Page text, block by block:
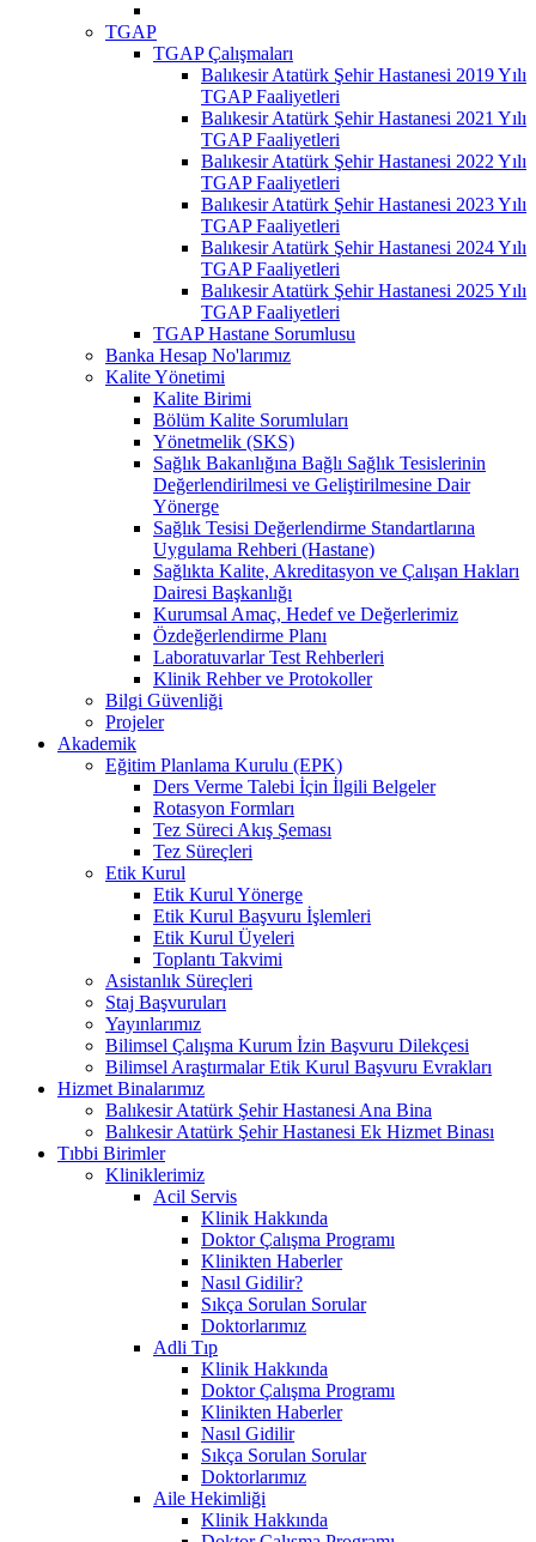
TGAP
TGAP Çalışmaları
Balıkesir Atatürk Şehir Hastanesi 2019 Yılı
TGAP Faaliyetleri
Balıkesir Atatürk Şehir Hastanesi 2021 Yılı
TGAP Faaliyetleri
Balıkesir Atatürk Şehir Hastanesi 2022 Yılı
TGAP Faaliyetleri
Balıkesir Atatürk Şehir Hastanesi 2023 Yılı
TGAP Faaliyetleri
Balıkesir Atatürk Şehir Hastanesi 2024 Yılı
TGAP Faaliyetleri
Balıkesir Atatürk Şehir Hastanesi 2025 Yılı
TGAP Faaliyetleri
TGAP Hastane Sorumlusu
Banka Hesap No'larımız
Kalite Yönetimi
Kalite Birimi
Bölüm Kalite Sorumluları
Yönetmelik (SKS)
Sağlık Bakanlığına Bağlı Sağlık Tesislerinin
Değerlendirilmesi ve Geliştirilmesine Dair
Yönerge
Sağlık Tesisi Değerlendirme Standartlarına
Uygulama Rehberi (Hastane)
Sağlıkta Kalite, Akreditasyon ve Çalışan Hakları
Dairesi Başkanlığı
Kurumsal Amaç, Hedef ve Değerlerimiz
Özdeğerlendirme Planı
Laboratuvarlar Test Rehberleri
Klinik Rehber ve Protokoller
Bilgi Güvenliği
Projeler
Akademik
Eğitim Planlama Kurulu (EPK)
Ders Verme Talebi İçin İlgili Belgeler
Rotasyon Formları
Tez Süreci Akış Şeması
Tez Süreçleri
Etik Kurul
Etik Kurul Yönerge
Etik Kurul Başvuru İşlemleri
Etik Kurul Üyeleri
Toplantı Takvimi
Asistanlık Süreçleri
Staj Başvuruları
Yayınlarımız
Bilimsel Çalışma Kurum İzin Başvuru Dilekçesi
Bilimsel Araştırmalar Etik Kurul Başvuru Evrakları
Hizmet Binalarımız
Balıkesir Atatürk Şehir Hastanesi Ana Bina
Balıkesir Atatürk Şehir Hastanesi Ek Hizmet Binası
Tıbbi Birimler
Kliniklerimiz
Acil Servis
Klinik Hakkında
Doktor Çalışma Programı
Klinikten Haberler
Nasıl Gidilir?
Sıkça Sorulan Sorular
Doktorlarımız
Adli Tıp
Klinik Hakkında
Doktor Çalışma Programı
Klinikten Haberler
Nasıl Gidilir
Sıkça Sorulan Sorular
Doktorlarımız
Aile Hekimliği
Klinik Hakkında